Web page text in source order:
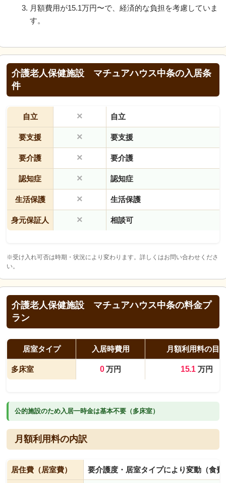
月額費用が15.1万円〜で、経済的な負担を考慮していま
す。
介護老人保健施設 マチュアハウス中条の入居条
件
自立 × 自立
要支援 × 要支援
要介護 × 要介護
認知症 × 認知症
生活保護 × 生活保護
身元保証人 × 相談可
※受け入れ可否は時期・状況により変わります。詳しくはお問い合わせくださ
い。
介護老人保健施設 マチュアハウス中条の料金プ
ラン
居室タイプ 入居時費用 月額利用料の目
多床室 0万円 15.1万円
公的施設のため入居一時金は基本不要（多床室）
月額利用料の内訳
居住費（居室費） 要介護度・居室タイプにより変動（食